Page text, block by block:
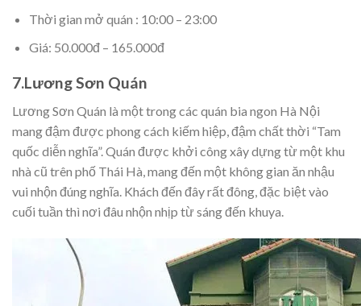
Thời gian mở quán : 10:00 – 23:00
Giá: 50.000đ – 165.000đ
7.Lương Sơn Quán
Lương Sơn Quán là một trong các quán bia ngon Hà Nội
mang đậm được phong cách kiếm hiệp, đậm chất thời “Tam
quốc diễn nghĩa”. Quán được khởi công xây dựng từ một khu
nhà cũ trên phố Thái Hà, mang đến một không gian ăn nhậu
vui nhộn đúng nghĩa. Khách đến đây rất đông, đặc biệt vào
cuối tuần thì nơi đâu nhộn nhịp từ sáng đến khuya.